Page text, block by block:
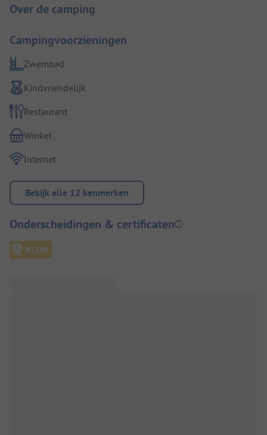
Over de camping
Campingvoorzieningen
Zwembad
Kindvriendelijk
Restaurant
Winkel
Internet
Bekijk alle 12 kenmerken
Onderscheidingen & certificaten